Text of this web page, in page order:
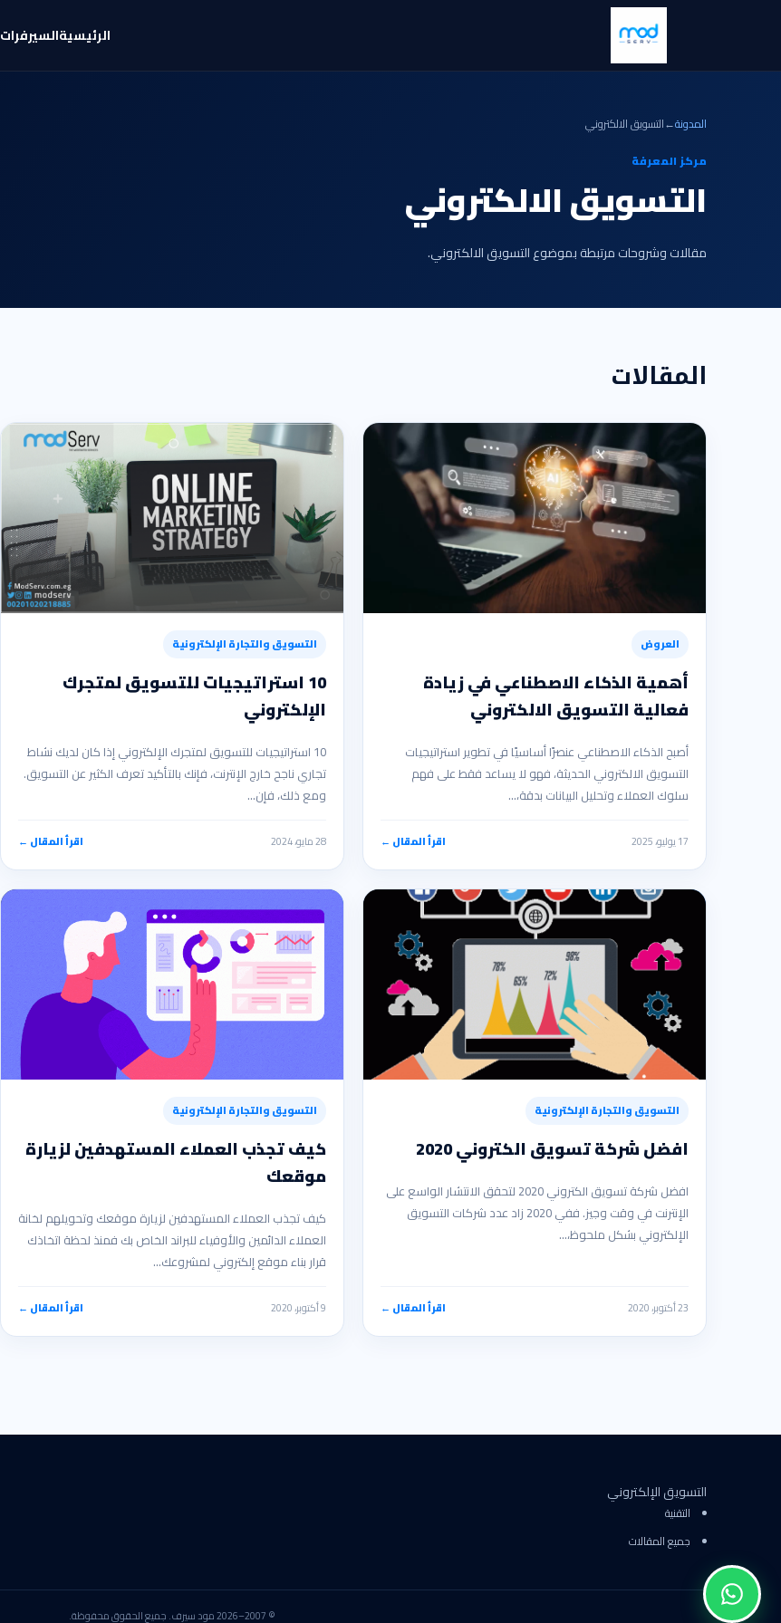
الرئيسيةالسيرفرات
المدونة←التسويق الالكتروني
مركز المعرفة
التسويق الالكتروني
مقالات وشروحات مرتبطة بموضوع التسويق الالكتروني.
المقالات
العروض
أهمية الذكاء الاصطناعي في زيادة
فعالية التسويق الالكتروني
أصبح الذكاء الاصطناعي عنصرًا أساسيًا في تطوير استراتيجيات
التسويق الالكتروني الحديثة، فهو لا يساعد فقط على فهم
سلوك العملاء وتحليل البيانات بدقة،…
17 يوليو، 2025 اقرأ المقال ←
التسويق والتجارة الإلكترونية
10 استراتيجيات للتسويق لمتجرك
الإلكتروني
10 استراتيجيات للتسويق لمتجرك الإلكتروني إذا كان لديك نشاط
تجاري ناجح خارج الإنترنت، فإنك بالتأكيد تعرف الكثير عن التسويق.
ومع ذلك، فإن…
28 مايو، 2024 اقرأ المقال ←
التسويق والتجارة الإلكترونية
افضل شركة تسويق الكتروني 2020
افضل شركة تسويق الكتروني 2020 لتحقق الانتشار الواسع على
الإنترنت في وقت وجيز. ففي 2020 زاد عدد شركات التسويق
الإلكتروني بشكل ملحوظ،…
23 أكتوبر، 2020 اقرأ المقال ←
التسويق والتجارة الإلكترونية
كيف تجذب العملاء المستهدفين لزيارة
موقعك
كيف تجذب العملاء المستهدفين لزيارة موقعك وتحويلهم لخانة
العملاء الدائمين والأوفياء للبراند الخاص بك فمنذ لحظة اتخاذك
قرار بناء موقع إلكتروني لمشروعك…
9 أكتوبر، 2020 اقرأ المقال ←
التسويق الإلكتروني
التقنية
جميع المقالات
© 2007–2026 مود سيرف. جميع الحقوق محفوظة.